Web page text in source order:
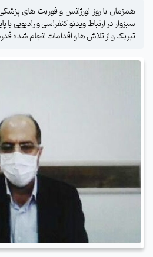
همزمان با روز اورژانس و فوریت های
سبزوار در ارتباط ویدئو کنفراسی و رادیویی
تبریک و از تلاش ها و اقدامات انجام شده